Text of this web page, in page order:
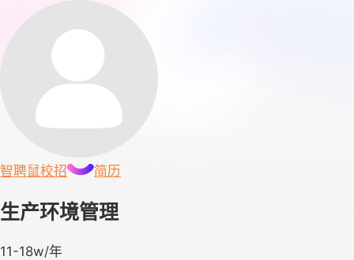
智聘鼠校招 简历
生产环境管理
11-18w/年